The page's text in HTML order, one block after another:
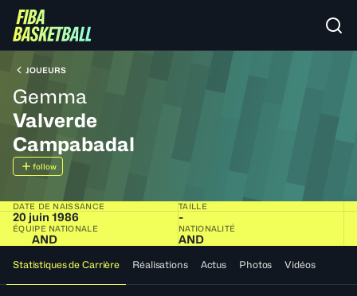
JOUEURS
Gemma
Valverde
Campabadal
follow
DATE DE NAISSANCE
20 juin 1986
TAILLE
-
ÉQUIPE NATIONALE
AND
NATIONALITÉ
AND
Statistiques de Carrière Réalisations Actus Photos Vidéos